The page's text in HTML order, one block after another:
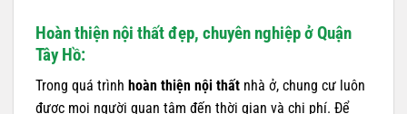
Hoàn thiện nội thất đẹp, chuyên nghiệp ở Quận
Tây Hồ:
Trong quá trình hoàn thiện nội thất nhà ở, chung cư luôn
được mọi người quan tâm đến thời gian và chi phí. Để